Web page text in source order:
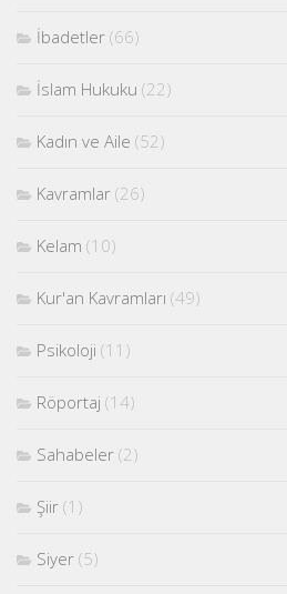
İbadetler (66)
İslam Hukuku (22)
Kadın ve Aile (52)
Kavramlar (26)
Kelam (10)
Kur'an Kavramları (49)
Psikoloji (11)
Röportaj (14)
Sahabeler (2)
Şiir (1)
Siyer (5)